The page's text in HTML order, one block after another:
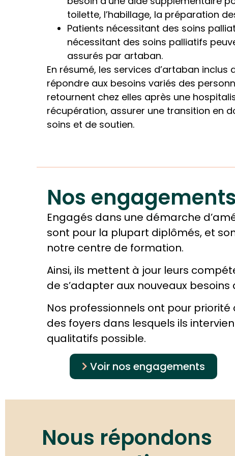
toilette, l’habillage, la préparation
Patients nécessitant des soins
nécessitant des soins palliatifs
assurés par artaban.
En résumé, les services d’artaban
répondre aux besoins variés des
retournent chez elles après une
récupération, assurer une transition en
soins et de soutien.
Nos engagements
Engagés dans une démarche
sont pour la plupart diplômés, et
notre centre de formation.
Ainsi, ils mettent à jour leurs
de s’adapter aux nouveaux
Nos professionnels ont pour
des foyers dans lesquels ils
qualitatifs possible.
Voir nos engagements
Nous répondons